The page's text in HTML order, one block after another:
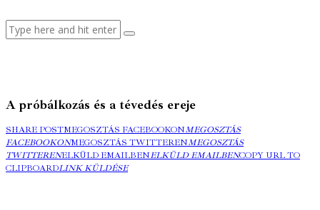
A próbálkozás és a tévedés ereje
SHARE POSTMEGOSZTÁS FACEBOOKONMEGOSZTÁS
FACEBOOKONMEGOSZTÁS TWITTERENMEGOSZTÁS
TWITTERENELKÜLD EMAILBENELKÜLD EMAILBENCOPY URL TO
CLIPBOARDLINK KÜLDÉSE